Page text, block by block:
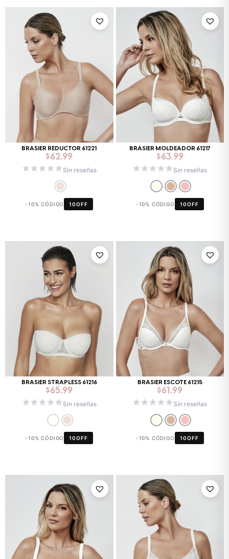
BRASIER REDUCTOR 61221
$62.99
Sin reseñas
-10% CÓDIGO 10OFF
BRASIER MOLDEADOR 61217
$63.99
Sin reseñas
-10% CÓDIGO 10OFF
BRASIER STRAPLESS 61216
$65.99
Sin reseñas
-10% CÓDIGO 10OFF
BRASIER ESCOTE 61215
$61.99
Sin reseñas
-10% CÓDIGO 10OFF